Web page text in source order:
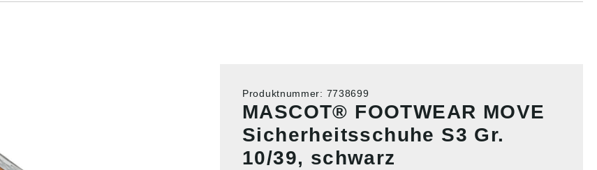
Produktnummer: 7738699
MASCOT® FOOTWEAR MOVE
Sicherheitsschuhe S3 Gr.
10/39, schwarz